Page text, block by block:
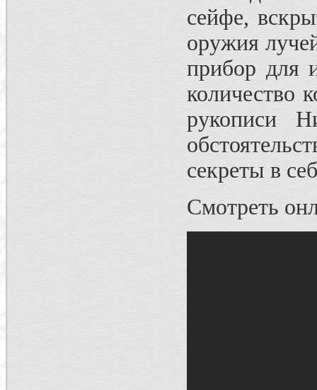
сейфе,
оружия
прибор для
количество
рукописи
секреты в
Смотреть